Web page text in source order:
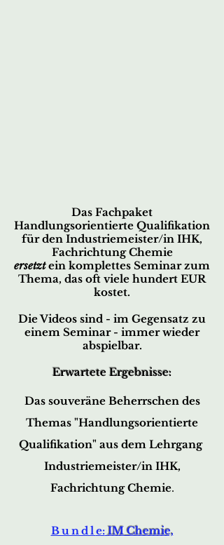
Das Fachpaket
Handlungsorientierte Qualifikation
für den Industriemeister/in IHK,
Fachrichtung Chemie
ersetztein komplettes Seminar zum
Thema, das oft viele hundert EUR
kostet.
Die Videos sind - im Gegensatz zu
einem Seminar - immer wieder
abspielbar.
Erwartete Ergebnisse:
Das souveräne Beherrschen des
Themas "Handlungsorientierte
Qualifikation" aus dem Lehrgang
Industriemeister/in IHK,
Fachrichtung Chemie.
Bundle: IM Chemie,